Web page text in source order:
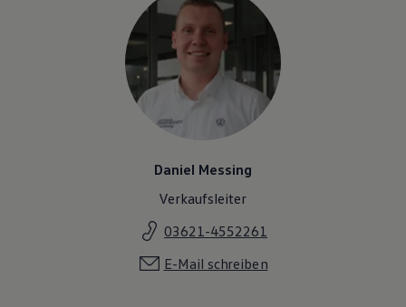
Daniel Messing
Verkaufsleiter
03621-4552261
E-Mail schreiben